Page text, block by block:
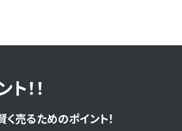
！！
売るためのポイント！